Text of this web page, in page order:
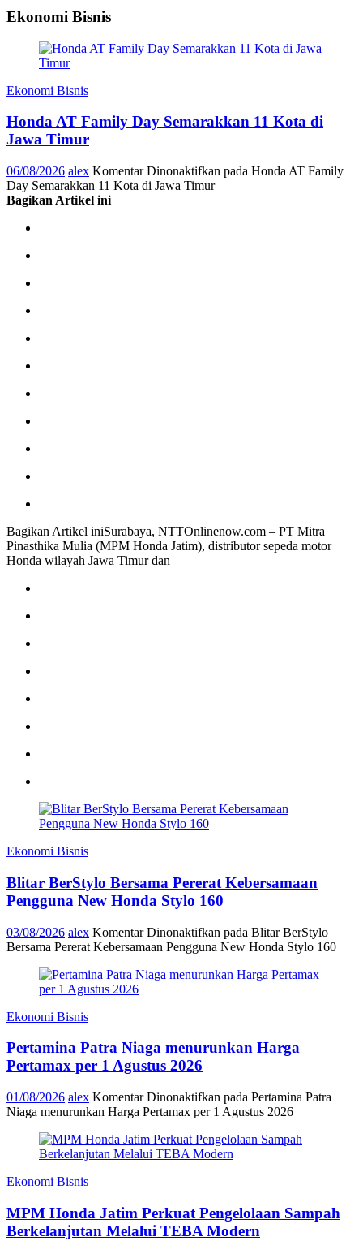
Ekonomi Bisnis
Ekonomi Bisnis
Honda AT Family Day Semarakkan 11 Kota di
Jawa Timur
06/08/2026 alex Komentar Dinonaktifkan pada Honda AT Family
Day Semarakkan 11 Kota di Jawa Timur
Bagikan Artikel ini
Bagikan Artikel iniSurabaya, NTTOnlinenow.com – PT Mitra
Pinasthika Mulia (MPM Honda Jatim), distributor sepeda motor
Honda wilayah Jawa Timur dan
Ekonomi Bisnis
Blitar BerStylo Bersama Pererat Kebersamaan
Pengguna New Honda Stylo 160
03/08/2026 alex Komentar Dinonaktifkan pada Blitar BerStylo
Bersama Pererat Kebersamaan Pengguna New Honda Stylo 160
Ekonomi Bisnis
Pertamina Patra Niaga menurunkan Harga
Pertamax per 1 Agustus 2026
01/08/2026 alex Komentar Dinonaktifkan pada Pertamina Patra
Niaga menurunkan Harga Pertamax per 1 Agustus 2026
Ekonomi Bisnis
MPM Honda Jatim Perkuat Pengelolaan Sampah
Berkelanjutan Melalui TEBA Modern